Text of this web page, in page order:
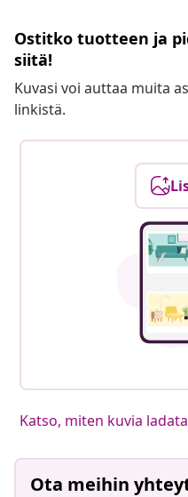
Ostitko tuotteen ja
siitä!
Kuvasi voi auttaa muita
linkistä.
Katso, miten kuvia
Ota meihin